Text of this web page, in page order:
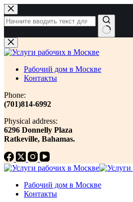
Перейти
к
сути
Ничего
не
найдено
Рабочий дом в Москве
Контакты
Phone:
(701)814-6992
Physical address:
​6296 Donnelly Plaza
Ratkeville, ​Bahamas.
Рабочий дом в Москве
Контакты